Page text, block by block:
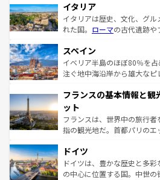
イタリア
イタリアは歴史、文化、グ
れた国。 ローマの古代遺跡や
ろん、トスカーナの美しい田
景など、自然景観も見逃せ
ピザやパスタなど、絶品の
ませてくれるイタリアで、忘
なお、新着のイタリア情報は
しい。
スペイン
イベリア半島のほぼ80％を
注ぐ地中海沿岸から雄大な
文化が根付くこの国では、情
れる闘牛、そして美味しいタ
る。首都マドリードの洗練
アートに溢れた街角から、
せる。地方によって風土や気
性
ンテンツ一覧を参照してほし
フランスの基本情報と観
ット
フランスは、世界中の旅行
指の観光地だ。首都パリの
で、幅広い魅力が詰まってい
聖堂、美しいビーチ、そし
から魅了する。また、フラ
ドイツ
ドイツは、豊かな歴史と多
の中心に位置する国。中世